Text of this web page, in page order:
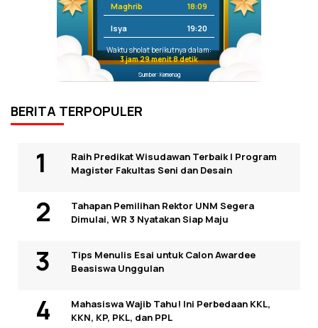
Maghrib 18:09
Isya 19:20
Waktu sholat berikutnya dalam:
3 jam 29 menit 8 detik
Sumber: Kemenag
BERITA TERPOPULER
Raih Predikat Wisudawan Terbaik I Program
Magister Fakultas Seni dan Desain
Tahapan Pemilihan Rektor UNM Segera
Dimulai, WR 3 Nyatakan Siap Maju
Tips Menulis Esai untuk Calon Awardee
Beasiswa Unggulan
Mahasiswa Wajib Tahu! Ini Perbedaan KKL,
KKN, KP, PKL, dan PPL